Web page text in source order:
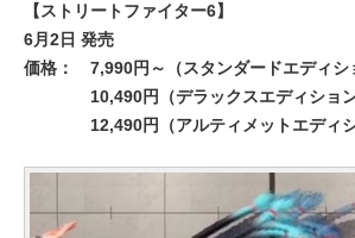
【ストリートファイター6】
6月2日 発売
価格：
7,990円～（スタンダードエディシ
10,490円（デラックスエディション
12,490円（アルティメットエディシ